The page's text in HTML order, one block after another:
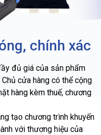
chính xác
đủ giá của sản phẩm
cửa hàng có thể cộng
hàng kèm thuế, chương
tạo chương trình khuyến
với thương hiệu của